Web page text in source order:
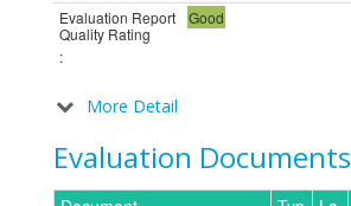
Evaluation Report
Quality Rating
:
Good
More Detail
Evaluation Documents